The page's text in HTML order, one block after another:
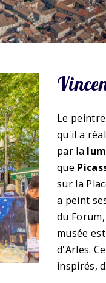
Le
qu'il a
par la
que
sur la
a peint
du
musée
d'Arles.
inspirés,